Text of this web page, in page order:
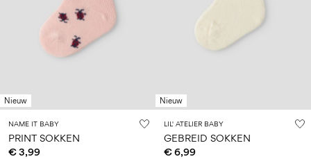
Nieuw
NAME IT BABY
PRINT SOKKEN
€ 3,99
Nieuw
LIL' ATELIER BABY
GEBREID SOKKEN
€ 6,99